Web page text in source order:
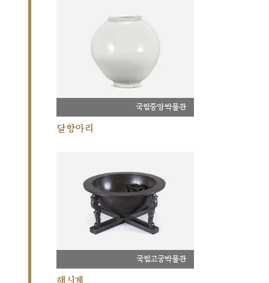
국립중앙박물관
달항아리
국립고궁박물관
해시계